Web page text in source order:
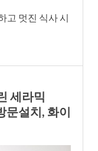
고 멋진 식사 시
세라믹
문설치, 화이